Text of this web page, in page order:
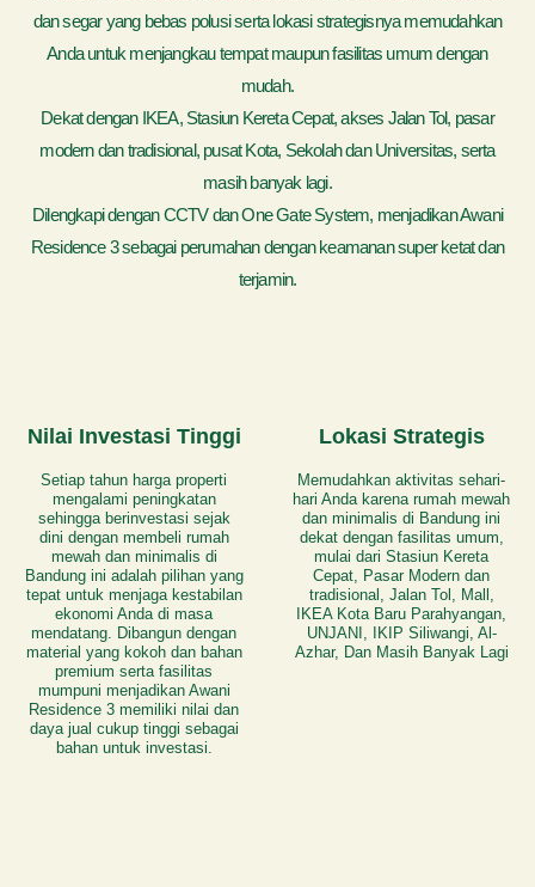
dan segar yang bebas polusi serta lokasi strategisnya memudahkan
Anda untuk menjangkau tempat maupun fasilitas umum dengan
mudah.
Dekat dengan IKEA, Stasiun Kereta Cepat, akses Jalan Tol, pasar
modern dan tradisional, pusat Kota, Sekolah dan Universitas, serta
masih banyak lagi.
Dilengkapi dengan CCTV dan One Gate System, menjadikan Awani
Residence 3 sebagai perumahan dengan keamanan super ketat dan
terjamin.
Nilai Investasi Tinggi
Setiap tahun harga properti
mengalami peningkatan
sehingga berinvestasi sejak
dini dengan membeli rumah
mewah dan minimalis di
Bandung ini adalah pilihan yang
tepat untuk menjaga kestabilan
ekonomi Anda di masa
mendatang. Dibangun dengan
material yang kokoh dan bahan
premium serta fasilitas
mumpuni menjadikan Awani
Residence 3 memiliki nilai dan
daya jual cukup tinggi sebagai
bahan untuk investasi.
Lokasi Strategis
Memudahkan aktivitas sehari-
hari Anda karena rumah mewah
dan minimalis di Bandung ini
dekat dengan fasilitas umum,
mulai dari Stasiun Kereta
Cepat, Pasar Modern dan
tradisional, Jalan Tol, Mall,
IKEA Kota Baru Parahyangan,
UNJANI, IKIP Siliwangi, Al-
Azhar, Dan Masih Banyak Lagi